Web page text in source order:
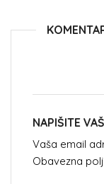
NAPIŠITE
Vaša email
Obavezna